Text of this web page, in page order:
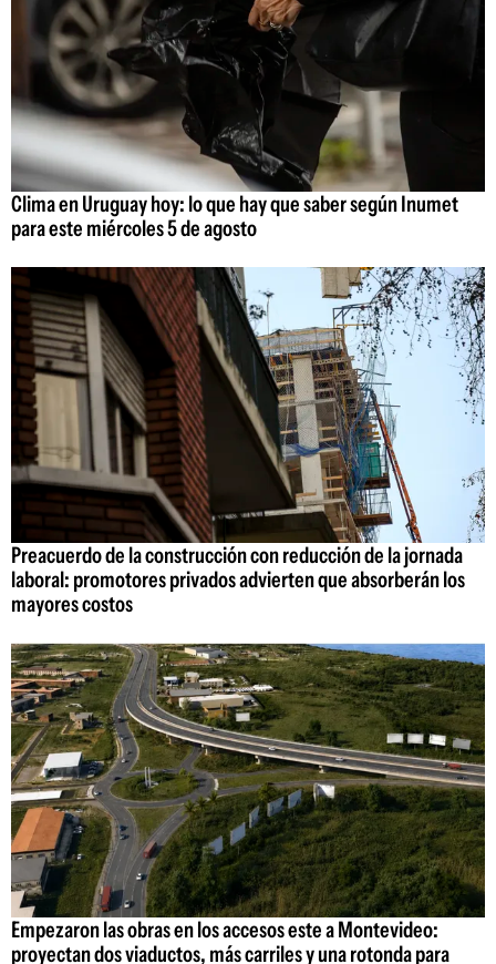
Clima en Uruguay hoy: lo que hay que saber según Inumet
para este miércoles 5 de agosto
Preacuerdo de la construcción con reducción de la jornada
laboral: promotores privados advierten que absorberán los
mayores costos
Empezaron las obras en los accesos este a Montevideo:
proyectan dos viaductos, más carriles y una rotonda para